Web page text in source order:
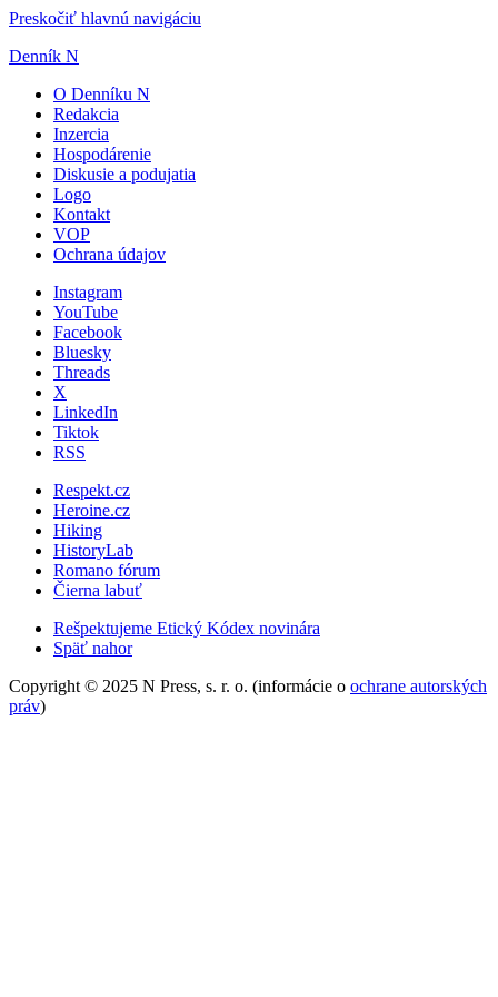
Preskočiť hlavnú navigáciu
Denník N
O Denníku N
Redakcia
Inzercia
Hospodárenie
Diskusie a podujatia
Logo
Kontakt
VOP
Ochrana údajov
Instagram
YouTube
Facebook
Bluesky
Threads
X
LinkedIn
Tiktok
RSS
Respekt.cz
Heroine.cz
Hiking
HistoryLab
Romano fórum
Čierna labuť
Rešpektujeme Etický Kódex novinára
Späť nahor
Copyright © 2025 N Press, s. r. o. (informácie o ochrane autorských
práv)